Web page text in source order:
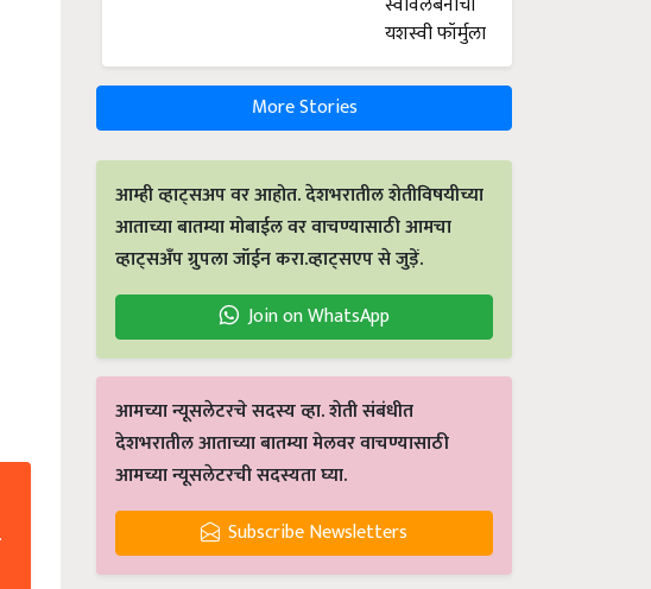
More Stories
आम्ही व्हाट्सअप वर आहोत. देशभरातील शेतीविषयीच्या
आताच्या बातम्या मोबाईल वर वाचण्यासाठी आमचा
व्हाट्सअँप ग्रुपला जॉईन करा.व्हाट्सएप से जुड़ें.
Join on WhatsApp
आमच्या न्यूसलेटरचे सदस्य व्हा. शेती संबंधीत
देशभरातील आताच्या बातम्या मेलवर वाचण्यासाठी
आमच्या न्यूसलेटरची सदस्यता घ्या.
Subscribe Newsletters